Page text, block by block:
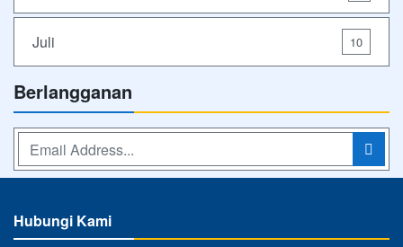
Juli 10
Berlangganan
Hubungi Kami